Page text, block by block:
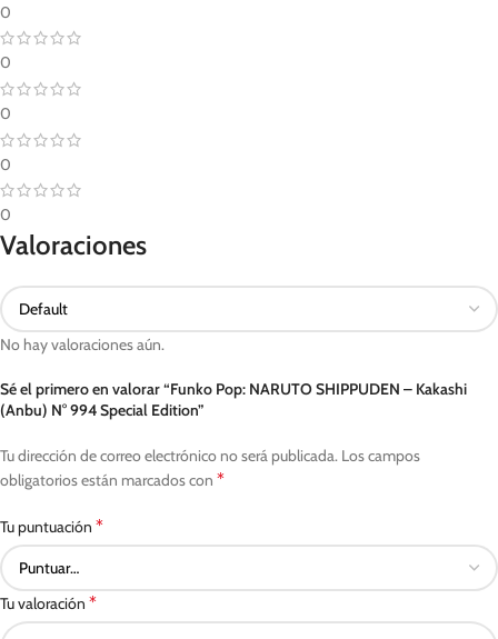
0
0
0
0
0
Valoraciones
No hay valoraciones aún.
Sé el primero en valorar “Funko Pop: NARUTO SHIPPUDEN – Kakashi
(Anbu) N° 994 Special Edition”
Tu dirección de correo electrónico no será publicada. Los campos
obligatorios están marcados con *
Tu puntuación *
Tu valoración *